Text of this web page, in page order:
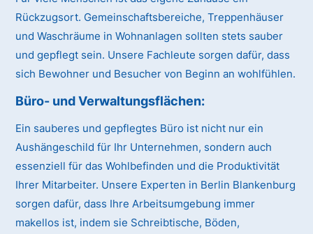
Rückzugsort. Gemeinschaftsbereiche, Treppenhäuser
und Waschräume in Wohnanlagen sollten stets sauber
und gepflegt sein. Unsere Fachleute sorgen dafür, dass
sich Bewohner und Besucher von Beginn an wohlfühlen.
Büro- und Verwaltungsflächen:
Ein sauberes und gepflegtes Büro ist nicht nur ein
Aushängeschild für Ihr Unternehmen, sondern auch
essenziell für das Wohlbefinden und die Produktivität
Ihrer Mitarbeiter. Unsere Experten in Berlin Blankenburg
sorgen dafür, dass Ihre Arbeitsumgebung immer
makellos ist, indem sie Schreibtische, Böden,